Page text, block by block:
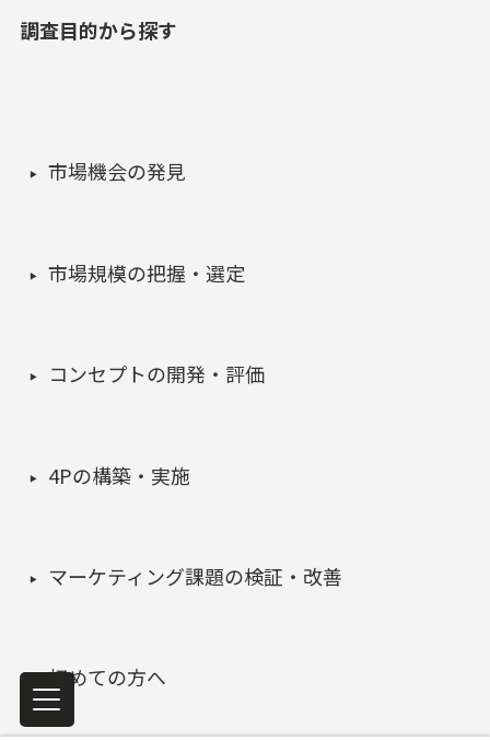
調査目的から探す
市場機会の発見
市場規模の把握・選定
コンセプトの開発・評価
4Pの構築・実施
マーケティング課題の検証・改善
初めての方へ